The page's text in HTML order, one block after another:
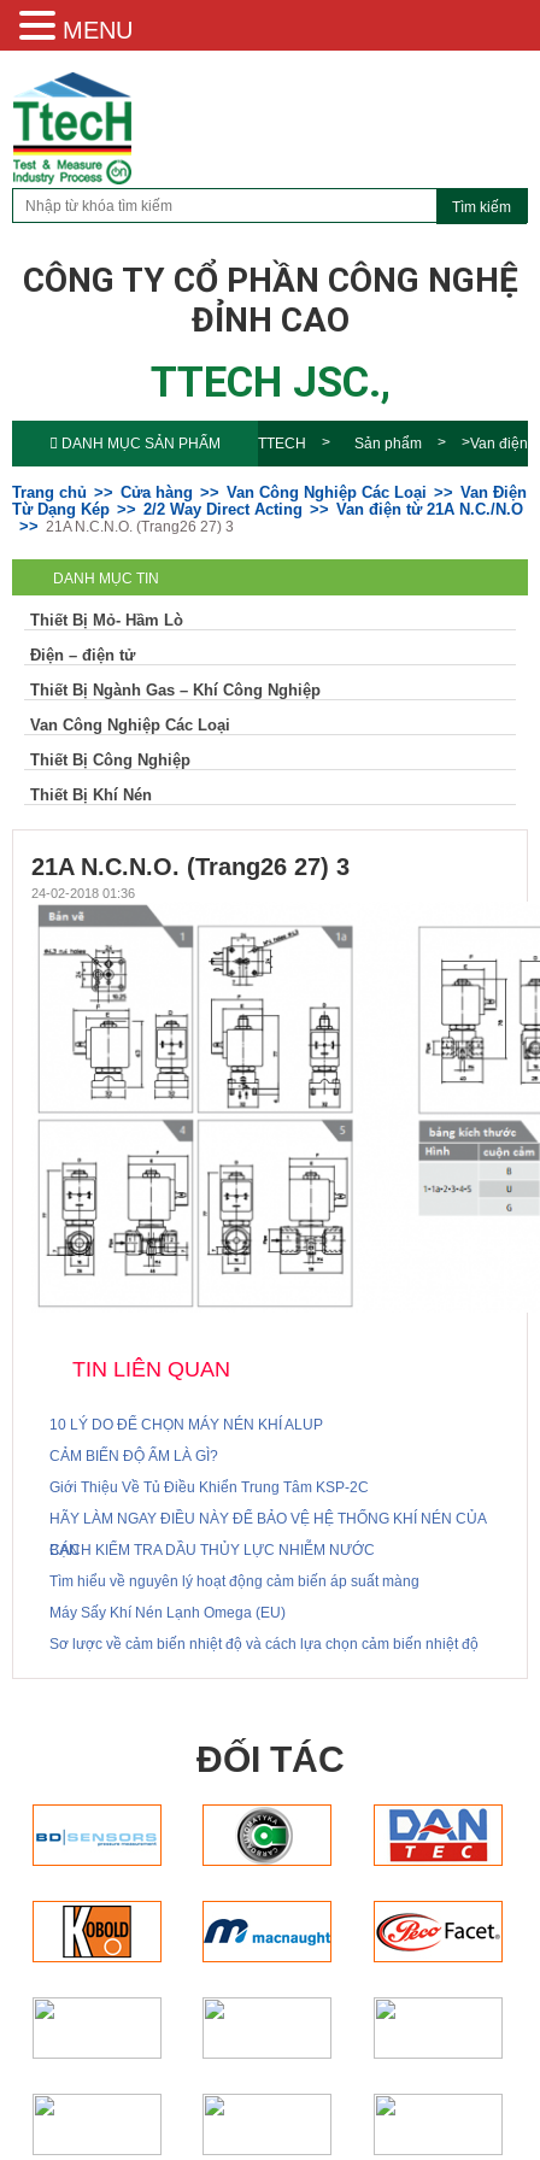
CÔNG TY CỔ PHẦN CÔNG NGHỆ
ĐỈNH CAO
TTECH JSC.,
DANH MỤC SẢN PHẨM TTECH Sản phẩm Van điện
từ 21A N.C./N.O 21A N.C.N.O.
Trang chủ Cửa hàng Van Công Nghiệp Các Loại
Van Điện
Từ Dạng Kép
2/2 Way Direct Acting Van điện từ 21A N.C./N.O
21A N.C.N.O. (Trang26 27) 3
DANH MỤC TIN
Thiết Bị Mỏ- Hầm Lò
Điện – điện tử
Thiết Bị Ngành Gas – Khí Công Nghiệp
Van Công Nghiệp Các Loại
Thiết Bị Công Nghiệp
Thiết Bị Khí Nén
21A N.C.N.O. (Trang26 27) 3
24-02-2018 01:36
TIN LIÊN QUAN
10 LÝ DO ĐỂ CHỌN MÁY NÉN KHÍ ALUP
CẢM BIẾN ĐỘ ẨM LÀ GÌ?
Giới Thiệu Về Tủ Điều Khiển Trung Tâm KSP-2C
HÃY LÀM NGAY ĐIỀU NÀY ĐỂ BẢO VỆ HỆ THỐNG KHÍ NÉN CỦA
BẠN
CÁCH KIỂM TRA DẦU THỦY LỰC NHIỄM NƯỚC
Tìm hiểu về nguyên lý hoạt động cảm biến áp suất màng
Máy Sấy Khí Nén Lạnh Omega (EU)
Sơ lược về cảm biến nhiệt độ và cách lựa chọn cảm biến nhiệt độ
ĐỐI TÁC
MENU